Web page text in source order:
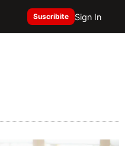
Suscribite Sign In